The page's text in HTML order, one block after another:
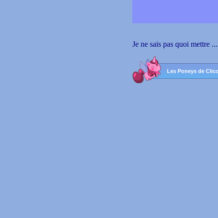
Je ne sais pas quoi mettre ...
Les Poneys de